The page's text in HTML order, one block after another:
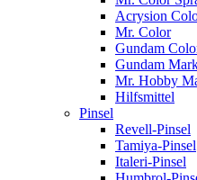
Acrysion
Mr. Color
Gundam
Gundam
Mr. Hobby
Hilfsmittel
Pinsel
Revell-Pinsel
Tamiya-Pinsel
Italeri-Pinsel